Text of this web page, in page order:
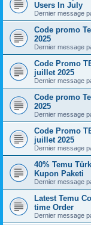
Users In July
Dernier message
Code promo
2025
Dernier message
Code Promo
juillet 2025
Dernier message
Code promo
2025
Dernier message
Code Promo
juillet 2025
Dernier message
40% Temu
Kupon Paketi
Dernier message
Latest Temu
time Order
Dernier message